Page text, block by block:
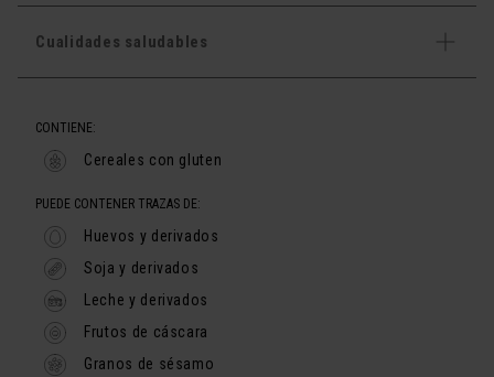
Cualidades saludables
CONTIENE:
Cereales con gluten
PUEDE CONTENER TRAZAS DE:
Huevos y derivados
Soja y derivados
Leche y derivados
Frutos de cáscara
Granos de sésamo